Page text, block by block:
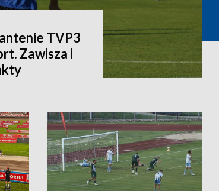
TVP3
Zawisza i